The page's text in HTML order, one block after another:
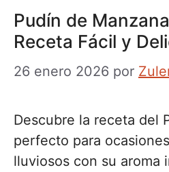
Pudín de
Receta Fácil y
26 enero 2026 por
Descubre la receta del
perfecto para
lluviosos con su aroma